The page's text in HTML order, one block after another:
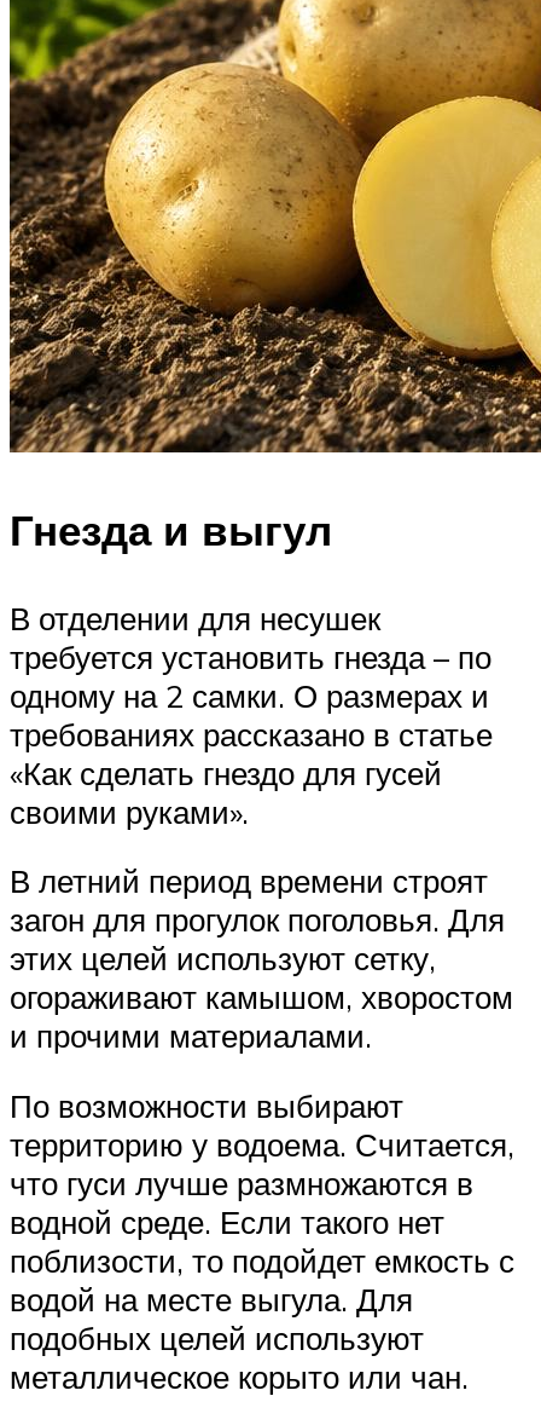
Гнезда и выгул
В отделении для несушек
требуется установить гнезда – по
одному на 2 самки. О размерах и
требованиях рассказано в статье
«Как сделать гнездо для гусей
своими руками».
В летний период времени строят
загон для прогулок поголовья. Для
этих целей используют сетку,
огораживают камышом, хворостом
и прочими материалами.
По возможности выбирают
территорию у водоема. Считается,
что гуси лучше размножаются в
водной среде. Если такого нет
поблизости, то подойдет емкость с
водой на месте выгула. Для
подобных целей используют
металлическое корыто или чан.